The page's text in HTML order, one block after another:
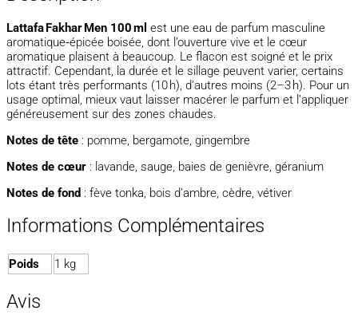
Lattafa Fakhar Men 100 ml est une eau de parfum masculine
aromatique‑épicée boisée, dont l’ouverture vive et le cœur
aromatique plaisent à beaucoup. Le flacon est soigné et le prix
attractif. Cependant, la durée et le sillage peuvent varier, certains
lots étant très performants (10 h), d’autres moins (2–3 h). Pour un
usage optimal, mieux vaut laisser macérer le parfum et l’appliquer
généreusement sur des zones chaudes.
Notes de tête : pomme, bergamote, gingembre
Notes de cœur : lavande, sauge, baies de genièvre, géranium
Notes de fond : fève tonka, bois d’ambre, cèdre, vétiver
Informations Complémentaires
Poids 1 kg
Avis